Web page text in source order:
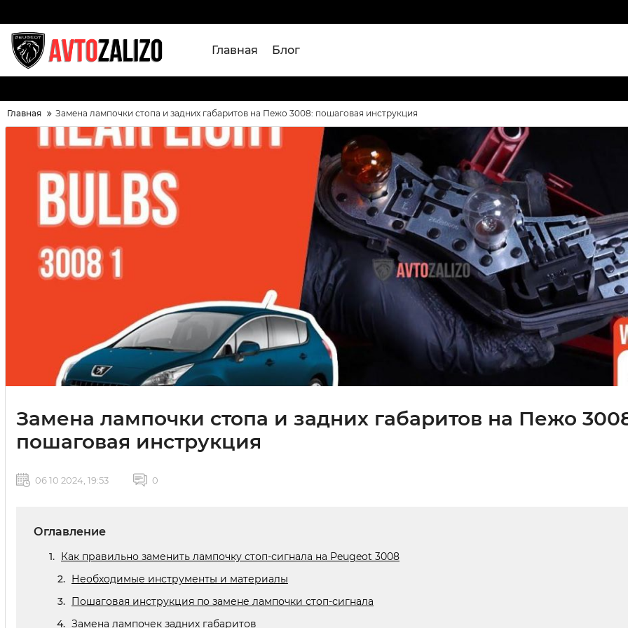
Главная Блог
Главная Замена лампочки стопа и задних габаритов на Пежо 3008: пошаговая инструкция
Замена лампочки стопа и задних габаритов на Пежо
пошаговая инструкция
06 10 2024, 19:53 0
Оглавление
Как правильно заменить лампочку стоп-сигнала на Peugeot 3008
Необходимые инструменты и материалы
Пошаговая инструкция по замене лампочки стоп-сигнала
Замена лампочек задних габаритов